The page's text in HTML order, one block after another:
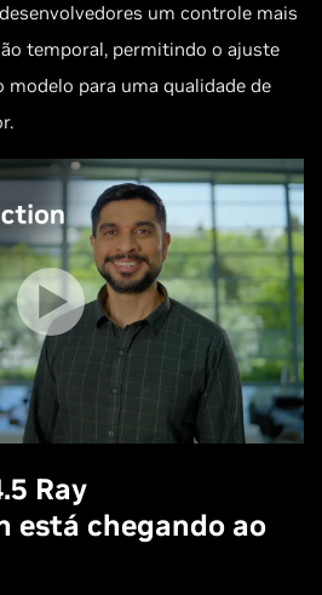
um controle mais
temporal, permitindo o ajuste
modelo para uma qualidade de
Ray
está chegando ao